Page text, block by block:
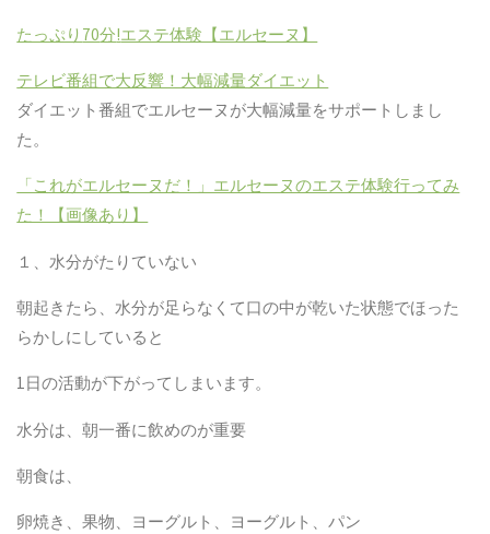
たっぷり 70分!エステ体験【エルセーヌ】
テレビ番組で大反響！大幅減量ダイエット
ダイエット番組でエルセーヌが大幅減量をサポートしまし
た。
「これがエルセーヌだ！」エルセーヌのエステ体験行ってみ
た！【画像あり】
１、水分がたりていない
朝起きたら、水分が足らなくて口の中が乾いた状態でほった
らかしにしていると
1日の活動が下がってしまいます。
水分は、朝一番に飲めのが重要
朝食は、
卵焼き、果物、ヨーグルト、ヨーグルト、パン